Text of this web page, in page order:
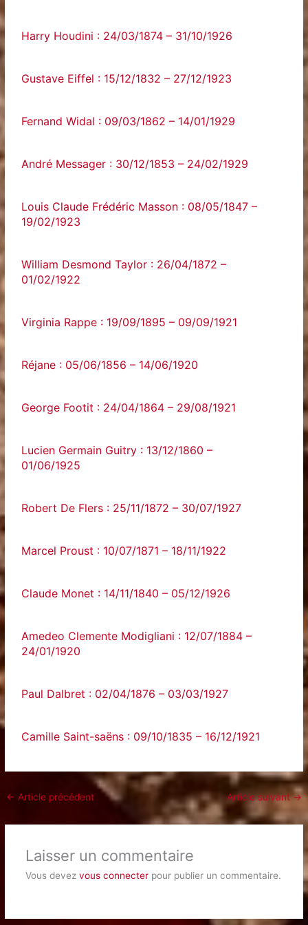
Harry Houdini : 24/03/1874 – 31/10/1926
Gustave Eiffel : 15/12/1832 – 27/12/1923
Fernand Widal : 09/03/1862 – 14/01/1929
André Messager : 30/12/1853 – 24/02/1929
Louis Claude Frédéric Masson : 08/05/1847 –
19/02/1923
William Desmond Taylor : 26/04/1872 –
01/02/1922
Virginia Rappe : 19/09/1895 – 09/09/1921
Réjane : 05/06/1856 – 14/06/1920
George Footit : 24/04/1864 – 29/08/1921
Lucien Germain Guitry : 13/12/1860 –
01/06/1925
Robert De Flers : 25/11/1872 – 30/07/1927
Marcel Proust : 10/07/1871 – 18/11/1922
Claude Monet : 14/11/1840 – 05/12/1926
Amedeo Clemente Modigliani : 12/07/1884 –
24/01/1920
Paul Dalbret : 02/04/1876 – 03/03/1927
Camille Saint-saëns : 09/10/1835 – 16/12/1921
← Article précédent Article suivant→
Laisser un commentaire
Vous devez vous connecterpour publier un commentaire.